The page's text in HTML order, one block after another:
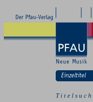
T i t e l s u c h